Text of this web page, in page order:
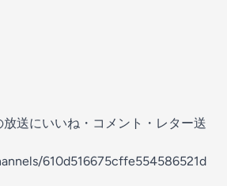
送にいいね・コメント・レター送
610d516675cffe554586521d